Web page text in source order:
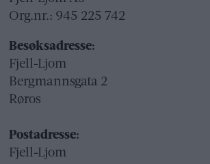
Org.nr.: 945 225 742
Besøksadresse:
Fjell-Ljom
Bergmannsgata 2
Røros
Postadresse:
Fjell-Ljom